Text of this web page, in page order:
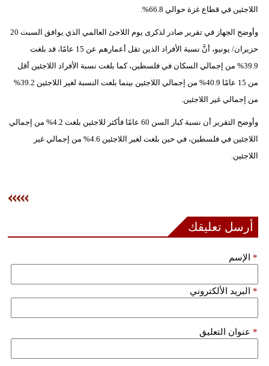
مدوَّنات
أبراج
فيديو
اللاجئين في قطاع غزة حوالي 66.8%.
وأوضح الجهاز في تقرير صادر لذكرى يوم اللاجئ العالمي الذي يوافق السبت 20
حزيران/ يونيو، أنَّ نسبة الأفراد الذين تقل أعمارهم عن 15 عامًا، قد بلغت
39.9% من إجمالي السكان في فلسطين، كما بلغت نسبة الأفراد اللاجئين أقل
من 15 عامًا 40.9% من إجمالي اللاجئين بينما بلغت النسبة لغير اللاجئين 39.2%
من إجمالي غير اللاجئين.
وأوضح التقرير أن نسبة كبار السن 60 عامًا فأكثر للاجئين بلغت 4.2% من إجمالي
اللاجئين في فلسطين، في حين بلغت لغير اللاجئين 4.6% من إجمالي غير
اللاجئين.
أرسل تعليقك
الإسم *
البريد الألكتروني *
عنوان التعليق *